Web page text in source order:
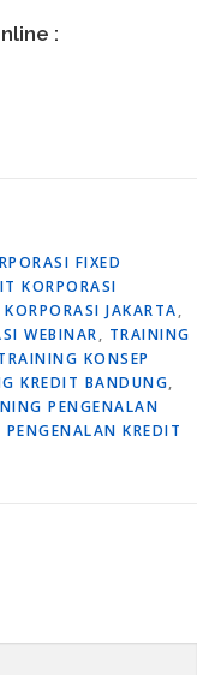
:
FIXED
KORPORASI
JAKARTA,
WEBINAR, TRAINING
KONSEP
KREDIT BANDUNG,
PENGENALAN
KREDIT